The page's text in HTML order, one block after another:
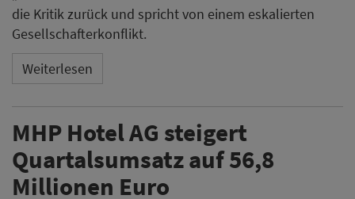
die Kritik zurück und spricht von einem eskalierten
Gesellschafterkonflikt.
Weiterlesen
MHP Hotel AG steigert
Quartalsumsatz auf 56,8
Millionen Euro